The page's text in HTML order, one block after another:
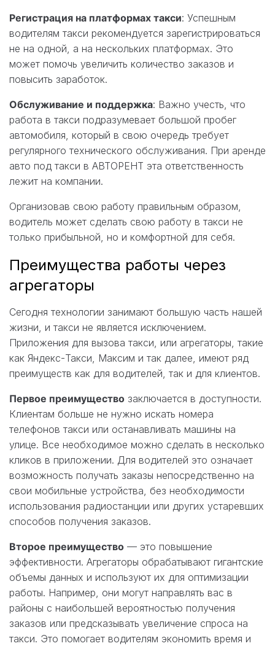
Регистрация на платформах такси: Успешным
водителям такси рекомендуется зарегистрироваться
не на одной, а на нескольких платформах. Это
может помочь увеличить количество заказов и
повысить заработок.
Обслуживание и поддержка: Важно учесть, что
работа в такси подразумевает большой пробег
автомобиля, который в свою очередь требует
регулярного технического обслуживания. При аренде
авто под такси в АВТОРЕНТ эта ответственность
лежит на компании.
Организовав свою работу правильным образом,
водитель может сделать свою работу в такси не
только прибыльной, но и комфортной для себя.
Преимущества работы через
агрегаторы
Сегодня технологии занимают большую часть нашей
жизни, и такси не является исключением.
Приложения для вызова такси, или агрегаторы, такие
как Яндекс-Такси, Максим и так далее, имеют ряд
преимуществ как для водителей, так и для клиентов.
Первое преимущество заключается в доступности.
Клиентам больше не нужно искать номера
телефонов такси или останавливать машины на
улице. Все необходимое можно сделать в несколько
кликов в приложении. Для водителей это означает
возможность получать заказы непосредственно на
свои мобильные устройства, без необходимости
использования радиостанции или других устаревших
способов получения заказов.
Второе преимущество — это повышение
эффективности. Агрегаторы обрабатывают гигантские
объемы данных и используют их для оптимизации
работы. Например, они могут направлять вас в
районы с наибольшей вероятностью получения
заказов или предсказывать увеличение спроса на
такси. Это помогает водителям экономить время и